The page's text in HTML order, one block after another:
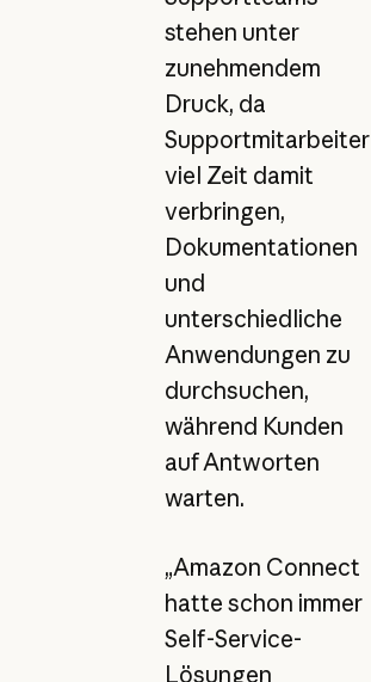
stehen unter
zunehmendem
Druck, da
Supportmitarbeiter
viel Zeit damit
verbringen,
Dokumentationen
und
unterschiedliche
Anwendungen zu
durchsuchen,
während Kunden
auf Antworten
warten.
„Amazon Connect
hatte schon immer
Self-Service-
Lösungen